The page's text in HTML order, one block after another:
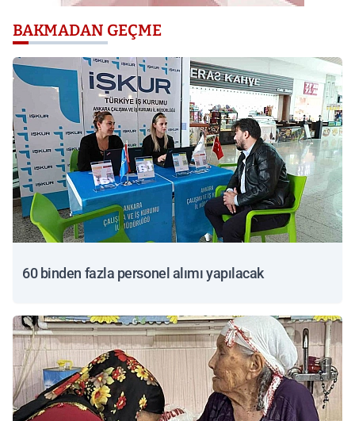
BAKMADAN GEÇME
60 binden fazla personel alımı yapılacak